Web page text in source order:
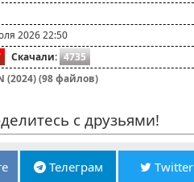
2026 22:50
Скачали: 4735
(2024) (98 файлов)
с друзьями!
Телеграм Twitter